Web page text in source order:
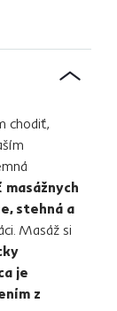
chodiť,
stehná a
Masáž si
je
z